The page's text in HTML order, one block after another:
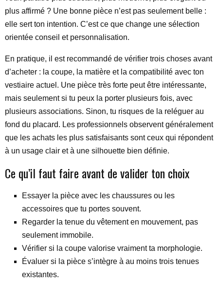
plus affirmé ? Une bonne pièce n’est pas seulement belle :
elle sert ton intention. C’est ce que change une sélection
orientée conseil et personnalisation.
En pratique, il est recommandé de vérifier trois choses avant
d’acheter : la coupe, la matière et la compatibilité avec ton
vestiaire actuel. Une pièce très forte peut être intéressante,
mais seulement si tu peux la porter plusieurs fois, avec
plusieurs associations. Sinon, tu risques de la reléguer au
fond du placard. Les professionnels observent généralement
que les achats les plus satisfaisants sont ceux qui répondent
à un usage clair et à une silhouette bien définie.
Ce qu’il faut faire avant de valider ton choix
Essayer la pièce avec les chaussures ou les
accessoires que tu portes souvent.
Regarder la tenue du vêtement en mouvement, pas
seulement immobile.
Vérifier si la coupe valorise vraiment ta morphologie.
Évaluer si la pièce s’intègre à au moins trois tenues
existantes.